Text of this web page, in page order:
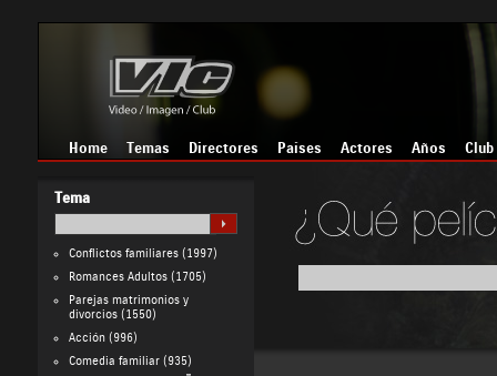
Home Temas Directores Países Actores Años Club
Tema
Conflictos familiares(1997)
Romances Adultos(1705)
Parejas matrimonios y
divorcios(1550)
Acción(996)
Comedia familiar(935)